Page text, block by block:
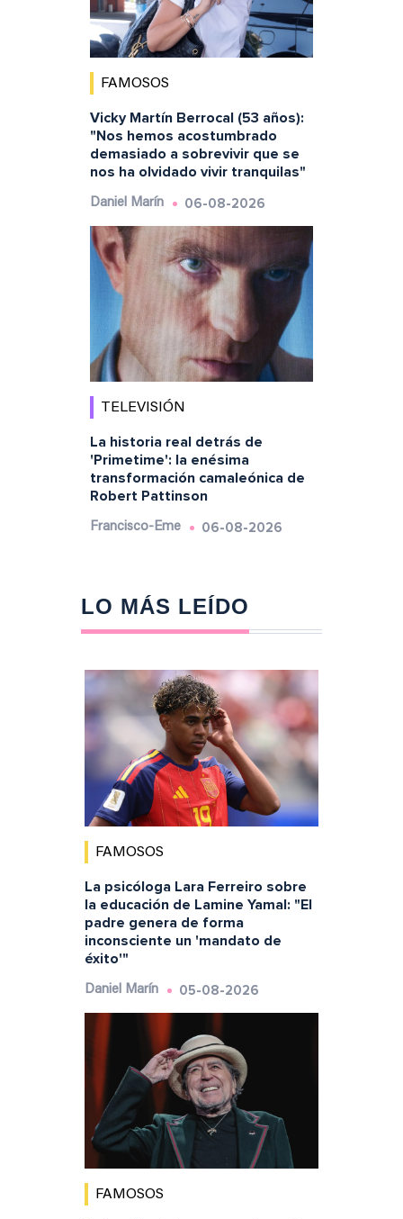
FAMOSOS
Vicky Martín Berrocal (53 años):
"Nos hemos acostumbrado
demasiado a sobrevivir que se
nos ha olvidado vivir tranquilas"
Daniel Marín 06-08-2026
TELEVISIÓN
La historia real detrás de
'Primetime': la enésima
transformación camaleónica de
Robert Pattinson
Francisco-Eme 06-08-2026
LO MÁS LEÍDO
FAMOSOS
La psicóloga Lara Ferreiro sobre
la educación de Lamine Yamal: "El
padre genera de forma
inconsciente un 'mandato de
éxito'"
Daniel Marín 05-08-2026
FAMOSOS